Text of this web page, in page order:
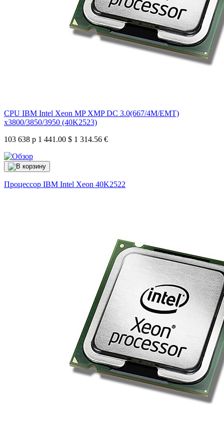
CPU IBM Intel Xeon MP XMP DC 3.0(667/4M/EMT)
x3800/3850/3950 (40K2523)
103 638 р 1 441.00 $ 1 314.56 €
Процессор IBM Intel Xeon 40K2522